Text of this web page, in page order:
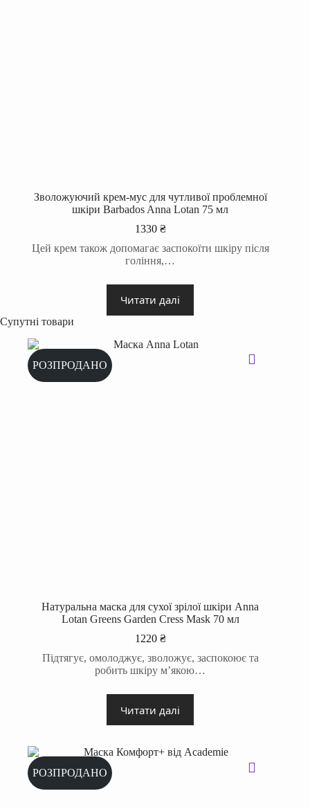
Зволожуючий крем-мус для чутливої проблемної
шкіри Barbados Anna Lotan 75 мл
1330 ₴
Цей крем також допомагає заспокоїти шкіру після
гоління,…
Читати далі
Супутні товари
РОЗПРОДАНО
Натуральна маска для сухої зрілої шкіри Anna
Lotan Greens Garden Cress Mask 70 мл
1220 ₴
Підтягує, омолоджує, зволожує, заспокоює та
робить шкіру м’якою…
Читати далі
РОЗПРОДАНО